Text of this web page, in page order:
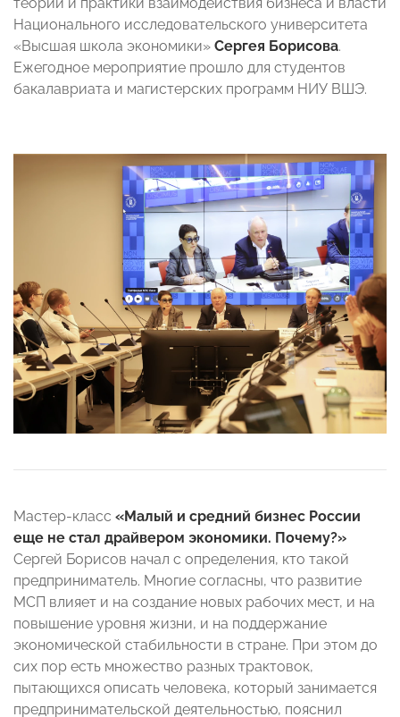
Национального исследовательского университета
«Высшая школа экономики» Сергея Борисова.
Ежегодное мероприятие прошло для студентов
бакалавриата и магистерских программ НИУ ВШЭ.
Мастер-класс «Малый и средний бизнес России
еще не стал драйвером экономики. Почему?»
Сергей Борисов начал с определения, кто такой
предприниматель. Многие согласны, что развитие
МСП влияет и на создание новых рабочих мест, и на
повышение уровня жизни, и на поддержание
экономической стабильности в стране. При этом до
сих пор есть множество разных трактовок,
пытающихся описать человека, который занимается
предпринимательской деятельностью, пояснил